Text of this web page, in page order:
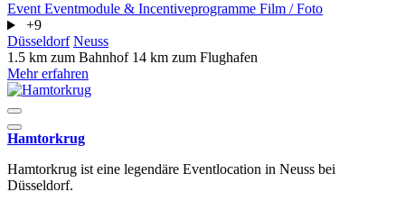
Event Eventmodule & Incentiveprogramme Film / Foto
+9
Düsseldorf Neuss
1.5 km zum Bahnhof 14 km zum Flughafen
Mehr erfahren
Hamtorkrug
Hamtorkrug ist eine legendäre Eventlocation in Neuss bei
Düsseldorf.